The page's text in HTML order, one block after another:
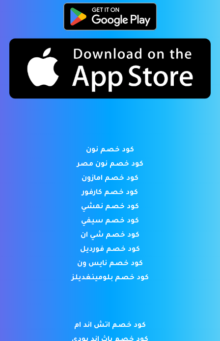
كود خصم نون
كود خصم نون مصر
كود خصم امازون
كود خصم كارفور
كود خصم نمشي
كود خصم سيفي
كود خصم شي ان
كود خصم فورديل
كود خصم نايس ون
كود خصم بلومينغديلز
كود خصم اتش اند ام